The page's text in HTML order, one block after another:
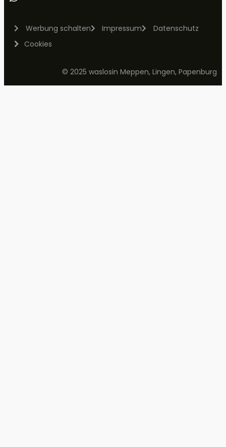
Werbung schalten Impressum
Datenschutz
Cookies
© 2025 waslosin Meppen, Lingen, Papenburg